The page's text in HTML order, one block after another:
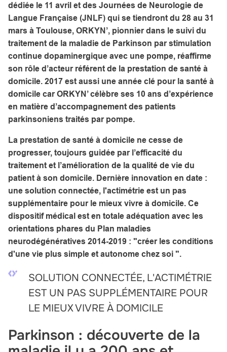
dédiée le 11 avril et des Journées de Neurologie de
Langue Française (JNLF) qui se tiendront du 28 au 31
mars à Toulouse, ORKYN’, pionnier dans le suivi du
traitement de la maladie de Parkinson par stimulation
continue dopaminergique avec une pompe, réaffirme
son rôle d’acteur référent de la prestation de santé à
domicile. 2017 est aussi une année clé pour la santé à
domicile carORKYN’ célèbre ses 10 ans d’expérience
en matière d’accompagnement des patients
parkinsoniens traités par pompe.
La prestation de santé à domicile ne cesse de
progresser, toujours guidée par l’efficacité du
traitement et l’amélioration de la qualité de vie du
patient à son domicile. Dernière innovation en date :
une solution connectée, l'actimétrie est un pas
supplémentaire pour le mieux vivre à domicile. Ce
dispositif médical est en totale adéquation avec les
orientations phares du Plan maladies
neurodégénératives 2014-2019 : "créer les conditions
d'une vie plus simple et autonome chez soi ".
SOLUTION CONNECTÉE, L'ACTIMÉTRIE
EST UN PAS SUPPLÉMENTAIRE POUR
LE MIEUX VIVRE À DOMICILE
Parkinson : découverte de la